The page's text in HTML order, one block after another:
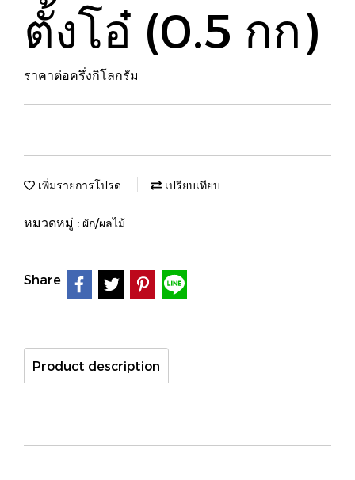
ตั้งโอ๋ (0.5 กก)
ราคาต่อครึ่งกิโลกรัม
เพิ่มรายการโปรด เปรียบเทียบ
หมวดหมู่ : ผัก/ผลไม้
Share
Product description